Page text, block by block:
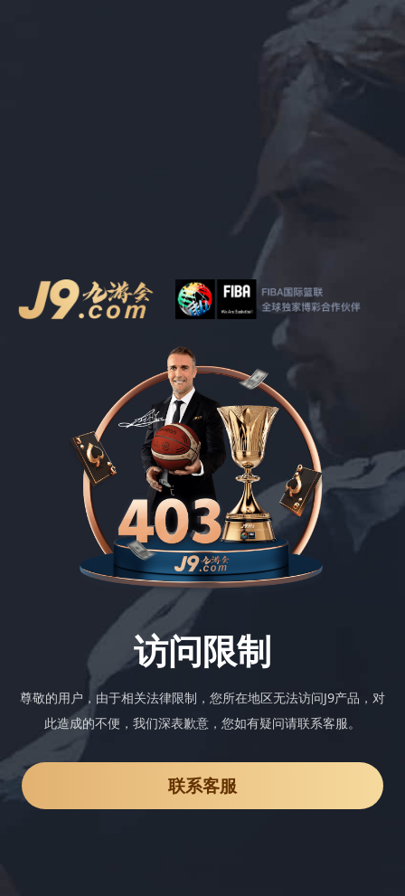
访问限制
尊敬的用户，由于相关法律限制，您所在地区无法访问J9产品，对
此造成的不便，我们深表歉意，您如有疑问请联系客服。
联系客服